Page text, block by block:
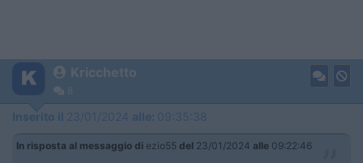
Kricchetto
8
Inserito il 23/01/2024 alle: 09:35:38
In risposta al messaggio di ezio55 del 23/01/2024 alle 09:22:46